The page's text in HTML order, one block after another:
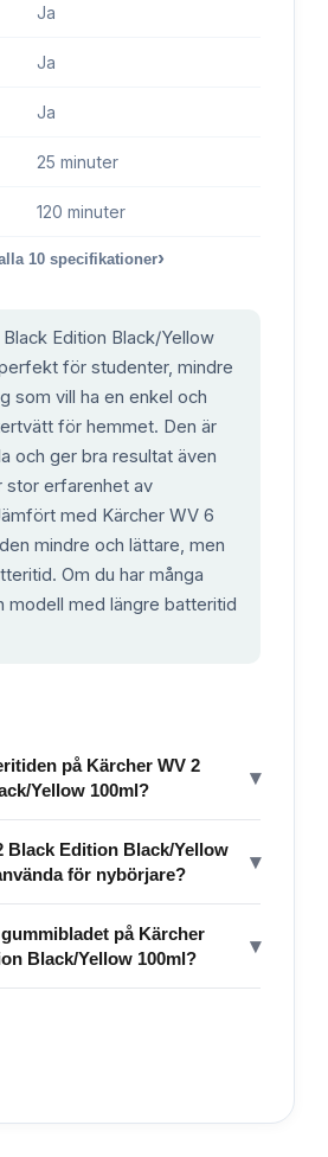
Ja
Ja
Ja
25 minuter
120 minuter
10 specifikationer›
Edition Black/Yellow
för studenter, mindre
som vill ha en enkel och
för hemmet. Den är
och ger bra resultat även
stor erfarenhet av
med Kärcher WV 6
mindre och lättare, men
Om du har många
modell med längre batteritid
på Kärcher WV 2
Yellow 100ml?
▾
Black Edition Black/Yellow
för nybörjare?
▾
på Kärcher
Black/Yellow 100ml?
▾